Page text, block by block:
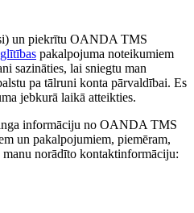
un piekrītu OANDA TMS
pakalpojuma noteikumiem
sazināties, lai sniegtu man
pa tālruni konta pārvaldībai. Es
jebkurā laikā atteikties.
informāciju no OANDA TMS
un pakalpojumiem, piemēram,
norādīto kontaktinformāciju: